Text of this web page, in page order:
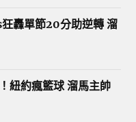
轟單節20分助逆轉 溜
紐約瘋籃球 溜馬主帥